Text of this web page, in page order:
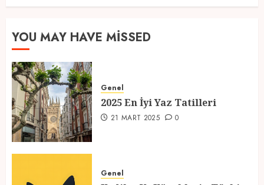
1
21 MART 2025
Üzerine Etkisi
YOU MAY HAVE MISSED
Genel
2025 En İyi Yaz Tatilleri
21 MART 2025 0
Genel